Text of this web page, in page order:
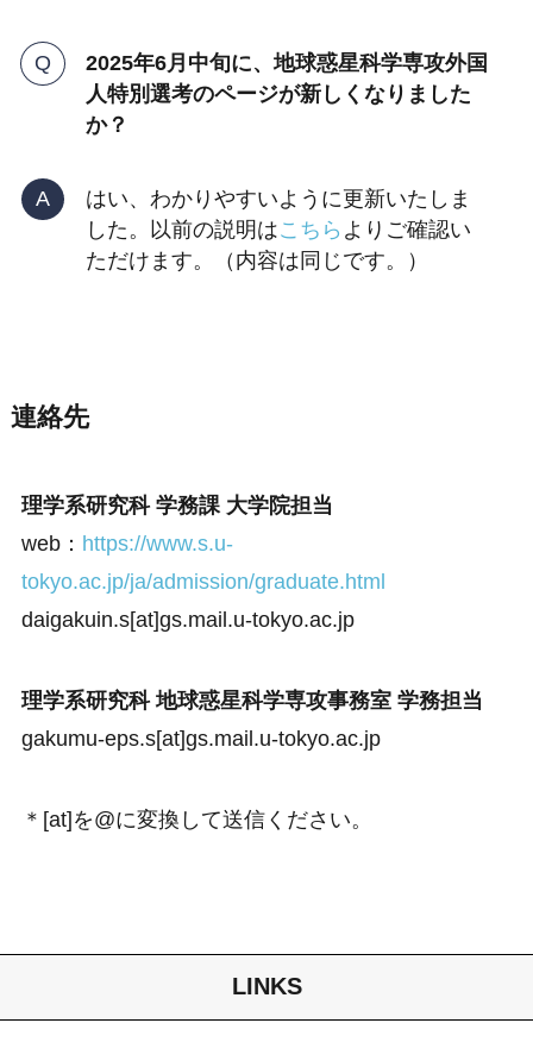
2025年6月中旬に、地球惑星科学専攻外国
人特別選考のページが新しくなりました
か？
はい、わかりやすいように更新いたしま
した。以前の説明はこちら よりご確認い
ただけます。（内容は同じです。）
連絡先
理学系研究科 学務課 大学院担当
web： https://www.s.u-
tokyo.ac.jp/ja/admission/graduate.html
daigakuin.s[at]gs.mail.u-tokyo.ac.jp
理学系研究科 地球惑星科学専攻事務室 学務担当
gakumu-eps.s[at]gs.mail.u-tokyo.ac.jp
＊[at]を@に変換して送信ください。
LINKS